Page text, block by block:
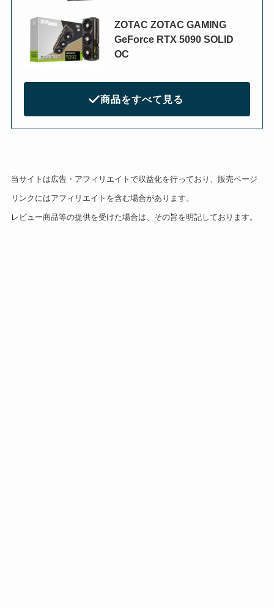
ZOTAC ZOTAC GAMING
GeForce RTX 5090 SOLID
OC
商品をすべて見る
当サイトは広告・アフィリエイトで収益化を行っており、販売ページ
リンクにはアフィリエイトを含む場合があります。
レビュー商品等の提供を受けた場合は、その旨を明記しております。